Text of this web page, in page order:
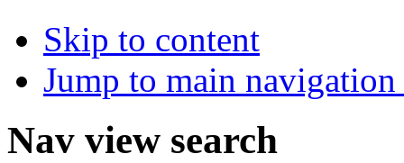
Skip to content
Jump to main
Nav view search